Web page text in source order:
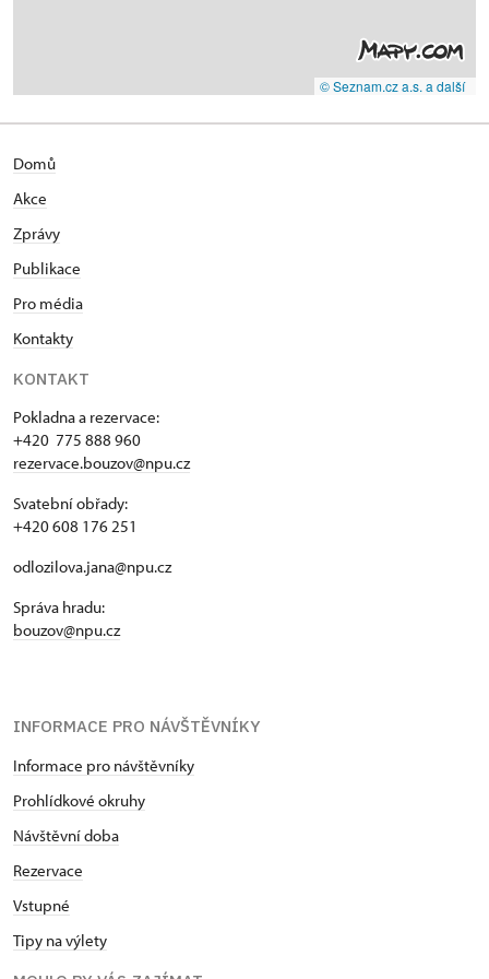
© Seznam.cz a.s. a další
Domů
Akce
Zprávy
Publikace
Pro média
Kontakty
KONTAKT
Pokladna a rezervace:
+420 775 888 960
rezervace.bouzov@npu.cz
Svatební obřady:
+420 608 176 251
odlozilova.jana@npu.cz
Správa hradu:
bouzov@npu.cz
INFORMACE PRO NÁVŠTĚVNÍKY
Informace pro návštěvníky
Prohlídkové okruhy
Návštěvní doba
Rezervace
Vstupné
Tipy na výlety